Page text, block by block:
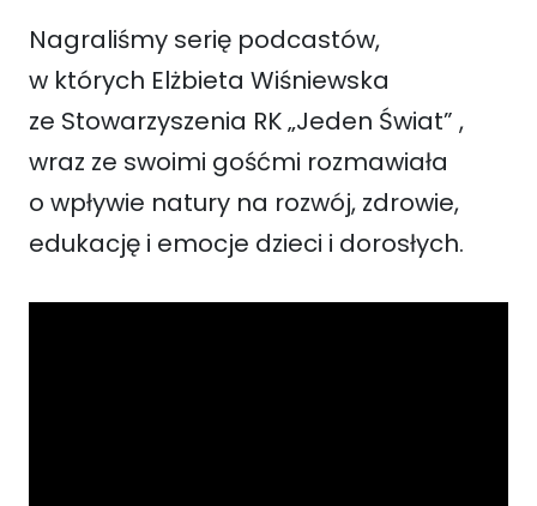
Nagraliśmy serię podcastów,
w których Elżbieta Wiśniewska
ze Stowarzyszenia RK „Jeden Świat” ,
wraz ze swoimi gośćmi rozmawiała
o wpływie natury na rozwój, zdrowie,
edukację i emocje dzieci i dorosłych.